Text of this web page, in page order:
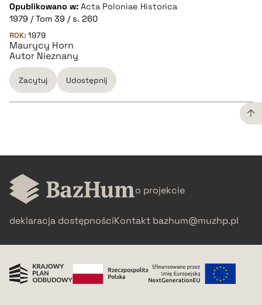
Opublikowano w: Acta Poloniae Historica
1979 / Tom 39 / s. 260
ROK: 1979
Maurycy Horn
Autor Nieznany
Zacytuj Udostępnij
o projekcie
deklaracja dostępnościKontakt bazhum@muzhp.pl